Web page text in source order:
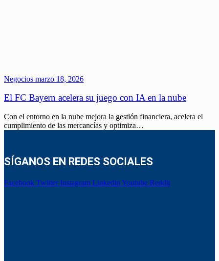
Negocios marzo 18, 2026
El FC Bayern acelera su juego con IA en la nube
Con el entorno en la nube mejora la gestión financiera, acelera el
cumplimiento de las mercancías y optimiza…
SÍGANOS EN REDES SOCIALES
Facebook Twitter Instagram Linkedin Youtube Reddit